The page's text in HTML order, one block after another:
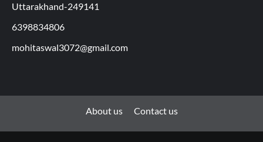
Uttarakhand-249141
6398834806
mohitaswal3072@gmail.com
About us Contact us